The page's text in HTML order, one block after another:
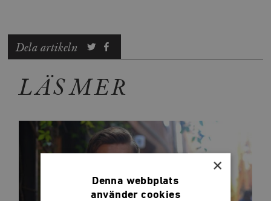
Dela artikeln
LÄS MER
×
Denna webbplats
använder cookies